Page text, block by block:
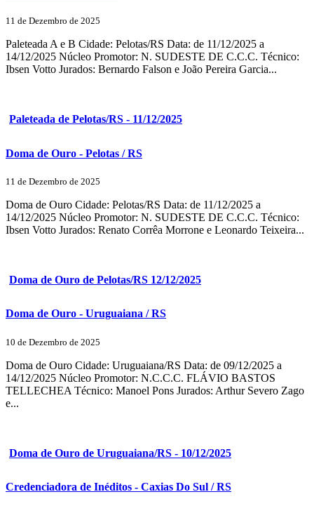
11 de Dezembro de 2025
Paleteada A e B Cidade: Pelotas/RS Data: de 11/12/2025 a
14/12/2025 Núcleo Promotor: N. SUDESTE DE C.C.C. Técnico:
Ibsen Votto Jurados: Bernardo Falson e João Pereira Garcia...
Paleteada de Pelotas/RS - 11/12/2025
Doma de Ouro - Pelotas / RS
11 de Dezembro de 2025
Doma de Ouro Cidade: Pelotas/RS Data: de 11/12/2025 a
14/12/2025 Núcleo Promotor: N. SUDESTE DE C.C.C. Técnico:
Ibsen Votto Jurados: Renato Corrêa Morrone e Leonardo Teixeira...
Doma de Ouro de Pelotas/RS 12/12/2025
Doma de Ouro - Uruguaiana / RS
10 de Dezembro de 2025
Doma de Ouro Cidade: Uruguaiana/RS Data: de 09/12/2025 a
14/12/2025 Núcleo Promotor: N.C.C.C. FLÁVIO BASTOS
TELLECHEA Técnico: Manoel Pons Jurados: Arthur Severo Zago
e...
Doma de Ouro de Uruguaiana/RS - 10/12/2025
Credenciadora de Inéditos - Caxias Do Sul / RS